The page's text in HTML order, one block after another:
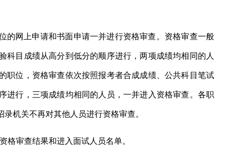
的网上申请和书面申请一并进行资格审查。资格审查一般
目成绩从高分到低分的顺序进行，两项成绩均相同的人
职位，资格审查依次按照报考者合成成绩、公共科目笔试
进行，三项成绩均相同的人员，一并进入资格审查。各职
机关不再对其他人员进行资格审查。
格审查结果和进入面试人员名单。